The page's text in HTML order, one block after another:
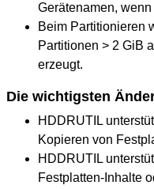
Gerätenamen,
Beim Partitionieren
Partitionen > 2 GiB
erzeugt.
Die wichtigsten
HDDRUTIL
Kopieren von
HDDRUTIL
Festplatten-Inhalte